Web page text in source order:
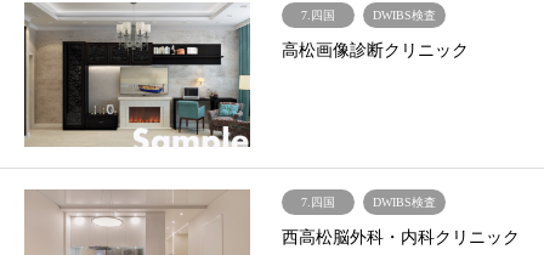
7.四国 DWIBS検査
高松画像診断クリニック
7.四国 DWIBS検査
西高松脳外科・内科クリニック